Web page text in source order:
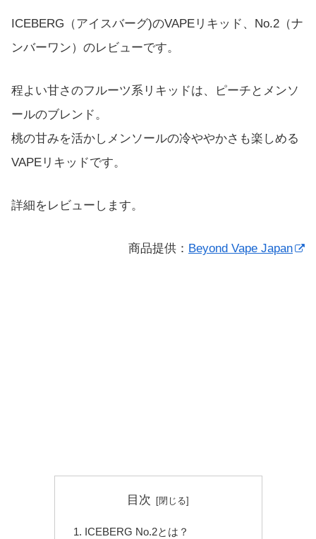
ICEBERG（アイスバーグ)のVAPEリキッド、No.2（ナ
ンバーワン）のレビューです。
程よい甘さのフルーツ系リキッドは、ピーチとメンソ
ールのブレンド。
桃の甘みを活かしメンソールの冷ややかさも楽しめる
VAPEリキッドです。
詳細をレビューします。
商品提供： Beyond Vape Japan
目次
ICEBERG No.2とは？